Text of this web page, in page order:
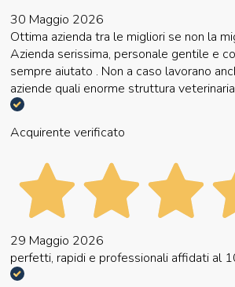
30 Maggio 2026
Ottima azienda tra le migliori se non la
Azienda serissima, personale gentile e
sempre aiutato . Non a caso lavorano
aziende quali enorme struttura
Acquirente verificato
29 Maggio 2026
perfetti, rapidi e professionali affidati al